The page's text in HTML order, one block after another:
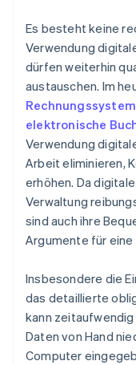
Es besteht keine
Verwendung
dürfen weiterhin
austauschen. Im
elektronische
Verwendung
Arbeit eliminieren,
erhöhen. Da
Verwaltung
sind auch ihre
Argumente für eine
Insbesondere die
das detaillierte
kann
Daten von Hand
Computer